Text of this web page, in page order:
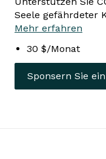
Seele gefährdeter
Mehr erfahren
30 $/Monat
Sponsern Sie ein